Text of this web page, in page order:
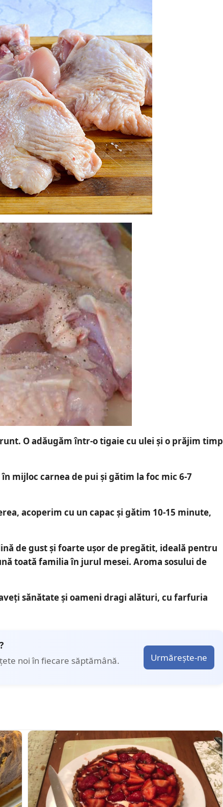
O adăugăm într-o tigaie cu ulei și o prăjim timp
mijloc carnea de pui și gătim la foc mic 6-7
acoperim cu un capac și gătim 10-15 minute,
de gust și foarte ușor de pregătit, ideală pentru
toată familia în jurul mesei. Aroma sosului de
sănătate și oameni dragi alături, cu farfuria
noi în fiecare săptămână. Urmărește-ne